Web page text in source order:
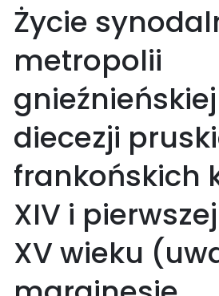
Życie
metropolii
diecezji
frankońskich
XIV i
XV wieku